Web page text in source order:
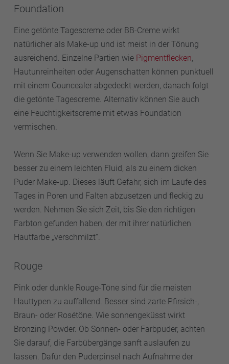
Foundation
Eine getönte Tagescreme oder BB-Creme wirkt
natürlicher als Make-up und ist meist in der Tönung
ausreichend. Einzelne Partien wie Pigmentflecken,
Hautunreinheiten oder Augenschatten können punktuell
mit einem Councealer abgedeckt werden, danach folgt
die getönte Tagescreme. Alternativ können Sie auch
eine Feuchtigkeitscreme mit etwas Foundation
vermischen.
Wenn Sie Make-up verwenden wollen, dann greifen Sie
besser zu einem leichten Fluid, als zu einem dicken
Puder Make-up. Dieses läuft Gefahr, sich im Laufe des
Tages in Poren und Falten abzusetzen und fleckig zu
werden. Nehmen Sie sich Zeit, bis Sie den richtigen
Farbton gefunden haben, der mit ihrer natürlichen
Hautfarbe „verschmilzt“.
Rouge
Pink oder dunkle Rouge-Töne sind für die meisten
Hauttypen zu auffallend. Besser sind zarte Pfirsich-,
Braun- oder Rosétöne. Wie sonnengeküsst wirkt
Bronzing Powder. Ob Sonnen- oder Farbpuder, achten
Sie darauf, die Farbübergänge sanft auslaufen zu
lassen. Dafür den Puderpinsel nach Aufnahme der